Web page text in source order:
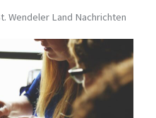
Wendeler Land Nachrichten